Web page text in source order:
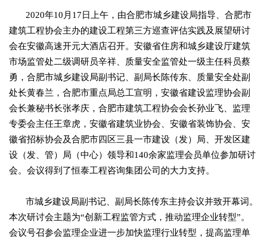
2020年10月17日上午，由合肥市城乡建设局指导、合肥市
建筑工程协会主办的建设工程第三方巡查评估实践及展望研讨
会在安徽高速开元大酒店召开。安徽省住房和城乡建设厅建筑
市场监管处二级调研员辛祥、质量安全监管处一级主任科员蔡
勇，合肥市城乡建设局副书记、副局长陈传东、质量安全处副
处长黄春兰，合肥市重点局总工宣明，安徽省建设监理协会副
会长兼秘书长张孝庆，合肥市建筑工程协会会长孙业飞、监理
专委会主任王章虎，安徽省建筑业协会、安徽省装饰协会、安
徽省招标协会及合肥市四区三县一市建设（发）局、开发区建
设（发、管）局（中心）领导和140余家监理会员单位参加研讨
会。会议得到了恒泰工程咨询集团公司的大力支持。
市城乡建设局副书记、副局长陈传东主持会议并致开幕词。
本次研讨会主题为“创新工程监管方式，推动监理企业转型”。
会议号召参会监理企业进一步加快监理行业转型，提高监理单